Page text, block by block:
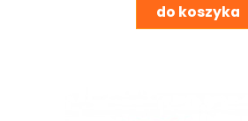
do koszyka